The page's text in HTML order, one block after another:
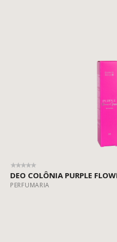
DEO COLÔNIA PURPLE
PERFUMARIA